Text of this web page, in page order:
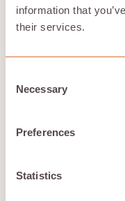
information that
their services.
Selection
Necessary
Preferences
Statistics
Les centres de
contrôle. Les
politiques de prix et
Si un cloud ne peut